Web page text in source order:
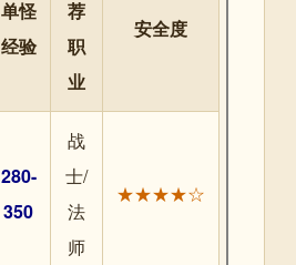
单怪
经验
荐
职
业
安全度
280-
350
战
士/
法
师
★★★★☆